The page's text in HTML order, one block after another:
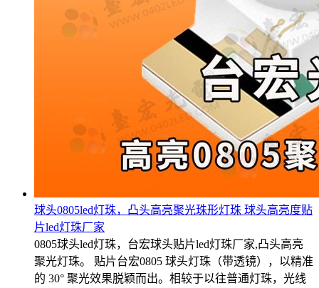
球头0805led灯珠，凸头高亮聚光珠形灯珠 球头高亮度贴
片led灯珠厂家
0805球头led灯珠，台宏球头贴片led灯珠厂家,凸头高亮
聚光灯珠。 贴片台宏0805 球头灯珠（带透镜），以精准
的 30° 聚光效果脱颖而出。相较于以往普通灯珠，光线